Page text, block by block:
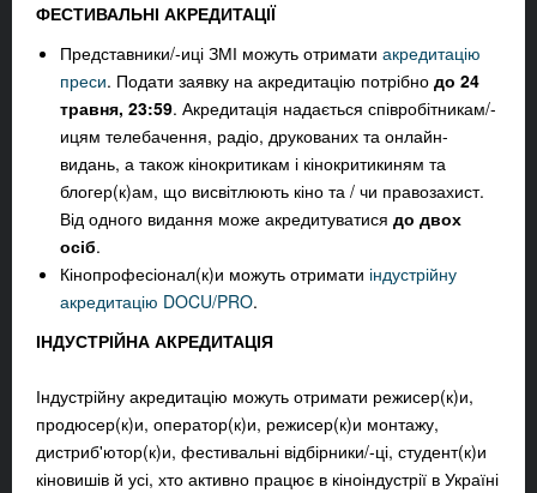
ФЕСТИВАЛЬНІ АКРЕДИТАЦІЇ
Представники/-иці ЗМІ можуть отримати акредитацію
преси. Подати заявку на акредитацію потрібно до 24
травня, 23:59. Акредитація надається співробітникам/-
ицям телебачення, радіо, друкованих та онлайн-
видань, а також кінокритикам і кінокритикиням та
блогер(к)ам, що висвітлюють кіно та / чи правозахист.
Від одного видання може акредитуватися до двох
осіб.
Кінопрофесіонал(к)и можуть отримати індустрійну
акредитацію DOCU/PRO.
ІНДУСТРІЙНА АКРЕДИТАЦІЯ
Індустрійну акредитацію можуть отримати режисер(к)и,
продюсер(к)и, оператор(к)и, режисер(к)и монтажу,
дистриб'ютор(к)и, фестивальні відбірники/-ці, студент(к)и
кіновишів й усі, хто активно працює в кіноіндустрії в Україні